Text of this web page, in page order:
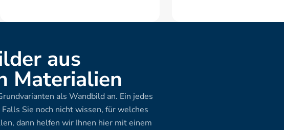
aus
Materialien
als Wandbild an. Ein jedes
Sie noch nicht wissen, für welches
dann helfen wir Ihnen hier mit einem